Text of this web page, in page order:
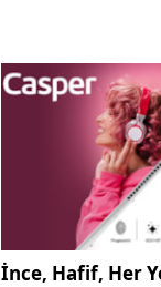
İnce, Hafif, Her